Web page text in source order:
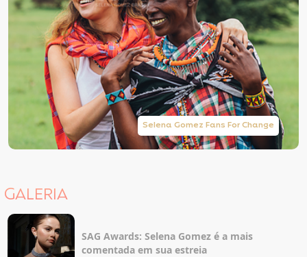
Selena Gomez Fans For Change
GALERIA
SAG Awards: Selena Gomez é a mais
comentada em sua estreia